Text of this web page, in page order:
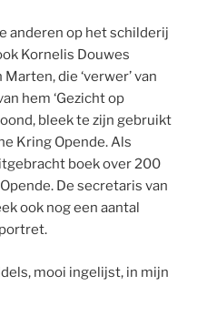
anderen op het schilderij
Kornelis Douwes
die ‘verwer’ van
hem ‘Gezicht op
bleek te zijn gebruikt
Kring Opende. Als
boek over 200
De secretaris van
ook nog een aantal
mooi ingelijst, in mijn